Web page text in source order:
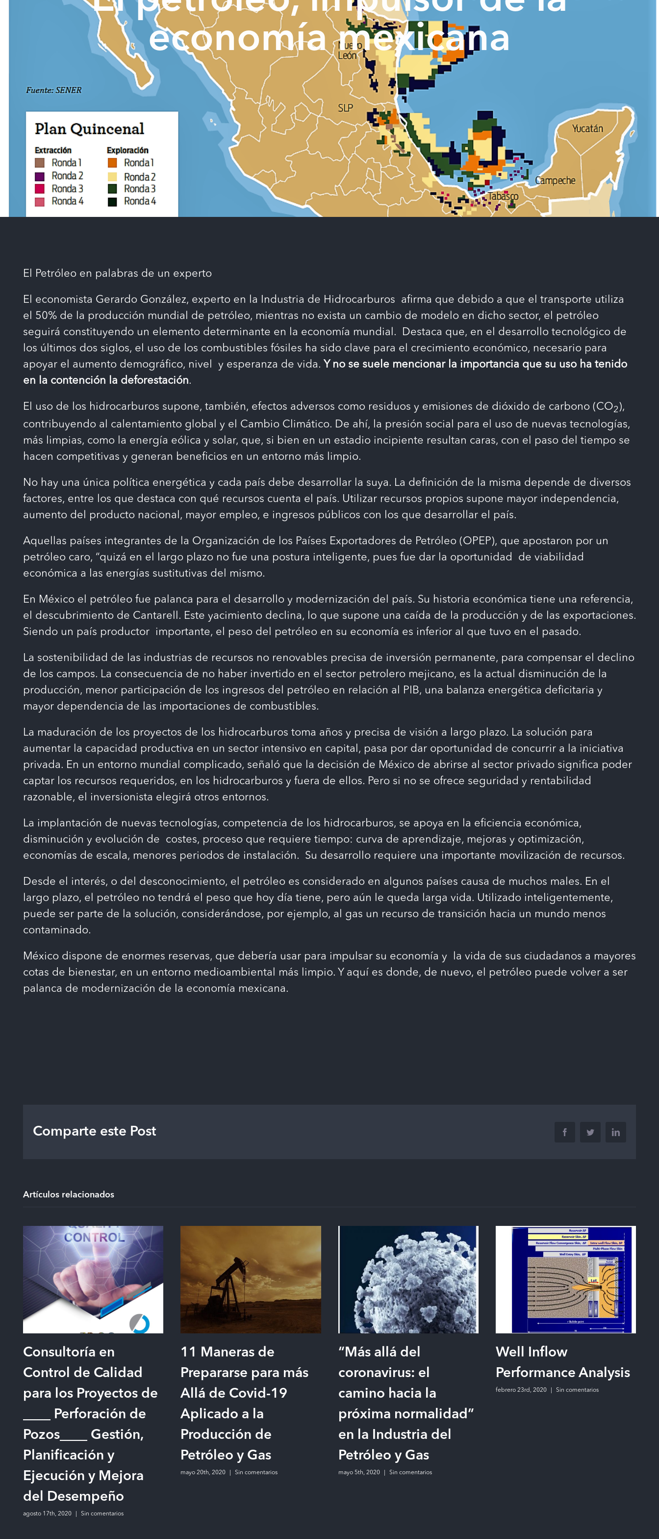
economía mexicana
El Petróleo en palabras de un experto
El economista Gerardo González, experto en la Industria de Hidrocarburos afirma que debido a que el transporte utiliza
el 50% de la producción mundial de petróleo, mientras no exista un cambio de modelo en dicho sector, el petróleo
seguirá constituyendo un elemento determinante en la economía mundial. Destaca que, en el desarrollo tecnológico de
los últimos dos siglos, el uso de los combustibles fósiles ha sido clave para el crecimiento económico, necesario para
apoyar el aumento demográfico, nivel y esperanza de vida. Y no se suele mencionar la importancia que su uso ha tenido
en la contención la deforestación.
El uso de los hidrocarburos supone, también, efectos adversos como residuos y emisiones de dióxido de carbono (CO2),
contribuyendo al calentamiento global y el Cambio Climático. De ahí, la presión social para el uso de nuevas tecnologías,
más limpias, como la energía eólica y solar, que, si bien en un estadio incipiente resultan caras, con el paso del tiempo se
hacen competitivas y generan beneficios en un entorno más limpio.
No hay una única política energética y cada país debe desarrollar la suya. La definición de la misma depende de diversos
factores, entre los que destaca con qué recursos cuenta el país. Utilizar recursos propios supone mayor independencia,
aumento del producto nacional, mayor empleo, e ingresos públicos con los que desarrollar el país.
Aquellas países integrantes de la Organización de los Países Exportadores de Petróleo (OPEP), que apostaron por un
petróleo caro, “quizá en el largo plazo no fue una postura inteligente, pues fue dar la oportunidad de viabilidad
económica a las energías sustitutivas del mismo.
En México el petróleo fue palanca para el desarrollo y modernización del país. Su historia económica tiene una referencia,
el descubrimiento de Cantarell. Este yacimiento declina, lo que supone una caída de la producción y de las exportaciones.
Siendo un país productor importante, el peso del petróleo en su economía es inferior al que tuvo en el pasado.
La sostenibilidad de las industrias de recursos no renovables precisa de inversión permanente, para compensar el declino
de los campos. La consecuencia de no haber invertido en el sector petrolero mejicano, es la actual disminución de la
producción, menor participación de los ingresos del petróleo en relación al PIB, una balanza energética deficitaria y
mayor dependencia de las importaciones de combustibles.
La maduración de los proyectos de los hidrocarburos toma años y precisa de visión a largo plazo. La solución para
aumentar la capacidad productiva en un sector intensivo en capital, pasa por dar oportunidad de concurrir a la iniciativa
privada. En un entorno mundial complicado, señaló que la decisión de México de abrirse al sector privado significa poder
captar los recursos requeridos, en los hidrocarburos y fuera de ellos. Pero si no se ofrece seguridad y rentabilidad
razonable, el inversionista elegirá otros entornos.
La implantación de nuevas tecnologías, competencia de los hidrocarburos, se apoya en la eficiencia económica,
disminución y evolución de costes, proceso que requiere tiempo: curva de aprendizaje, mejoras y optimización,
economías de escala, menores periodos de instalación. Su desarrollo requiere una importante movilización de recursos.
Desde el interés, o del desconocimiento, el petróleo es considerado en algunos países causa de muchos males. En el
largo plazo, el petróleo no tendrá el peso que hoy día tiene, pero aún le queda larga vida. Utilizado inteligentemente,
puede ser parte de la solución, considerándose, por ejemplo, al gas un recurso de transición hacia un mundo menos
contaminado.
México dispone de enormes reservas, que debería usar para impulsar su economía y la vida de sus ciudadanos a mayores
cotas de bienestar, en un entorno medioambiental más limpio. Y aquí es donde, de nuevo, el petróleo puede volver a ser
palanca de modernización de la economía mexicana.
Comparte este Post FacebookTwitter LinkedIn
Artículos relacionados
Consultoría en
Control de Calidad
para los Proyectos de
____ Perforación de
Pozos____ Gestión,
Planificación y
Ejecución y Mejora
del Desempeño
agosto 17th, 2020 Sin comentarios
11 Maneras de
Prepararse para más
Allá de Covid-19
Aplicado a la
Producción de
Petróleo y Gas
mayo 20th, 2020 Sin comentarios
“Más allá del
coronavirus: el
camino hacia la
próxima normalidad”
en la Industria del
Petróleo y Gas
mayo 5th, 2020 Sin comentarios
Well Inflow
Performance Analysis
febrero 23rd, 2020 Sin comentarios